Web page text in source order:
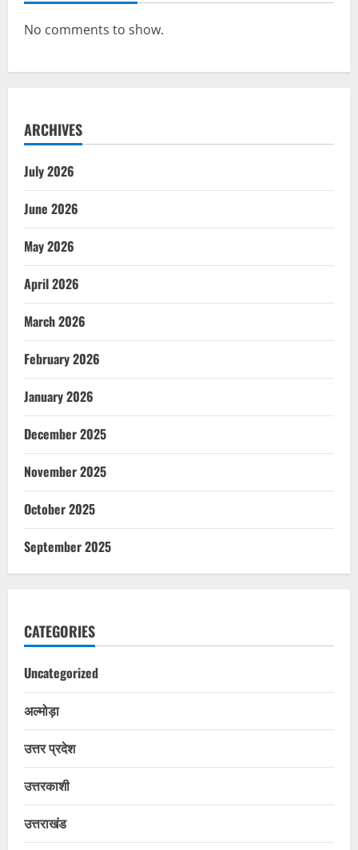
No comments to show.
ARCHIVES
July 2026
June 2026
May 2026
April 2026
March 2026
February 2026
January 2026
December 2025
November 2025
October 2025
September 2025
CATEGORIES
Uncategorized
अल्मोड़ा
उत्तर प्रदेश
उत्तरकाशी
उत्तराखंड